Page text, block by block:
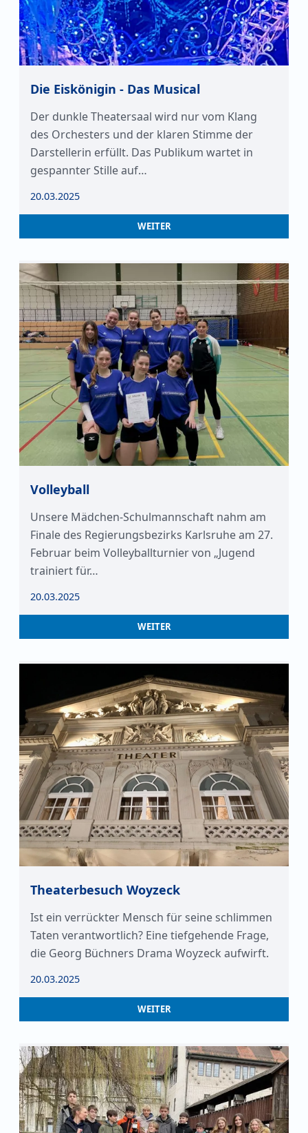
Die Eiskönigin - Das Musical
Der dunkle Theatersaal wird nur vom Klang
des Orchesters und der klaren Stimme der
Darstellerin erfüllt. Das Publikum wartet in
gespannter Stille auf…
20.03.2025
WEITER
Volleyball
Unsere Mädchen-Schulmannschaft nahm am
Finale des Regierungsbezirks Karlsruhe am 27.
Februar beim Volleyballturnier von „Jugend
trainiert für…
20.03.2025
WEITER
Theaterbesuch Woyzeck
Ist ein verrückter Mensch für seine schlimmen
Taten verantwortlich? Eine tiefgehende Frage,
die Georg Büchners Drama Woyzeck aufwirft.
20.03.2025
WEITER